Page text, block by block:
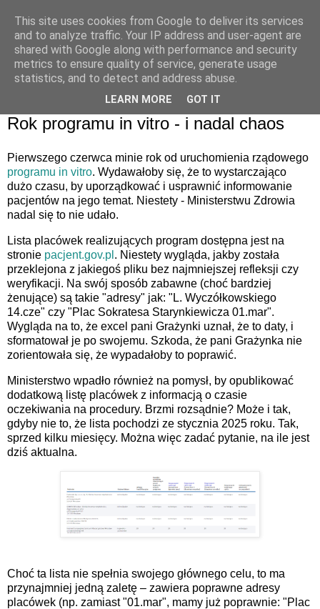
Rok programu in vitro - i nadal chaos
Pierwszego czerwca minie rok od uruchomienia rządowego
programu in vitro. Wydawałoby się, że to wystarczająco
dużo czasu, by uporządkować i usprawnić informowanie
pacjentów na jego temat. Niestety - Ministerstwu Zdrowia
nadal się to nie udało.
Lista placówek realizujących program dostępna jest na
stronie pacjent.gov.pl . Niestety wygląda, jakby została
przeklejona z jakiegoś pliku bez najmniejszej refleksji czy
weryfikacji. Na swój sposób zabawne (choć bardziej
żenujące) są takie "adresy" jak: "L. Wyczółkowskiego
14.cze" czy "Plac Sokratesa Starynkiewicza 01.mar".
Wygląda na to, że excel pani Grażynki uznał, że to daty, i
sformatował je po swojemu. Szkoda, że pani Grażynka nie
zorientowała się, że wypadałoby to poprawić.
Ministerstwo wpadło również na pomysł, by opublikować
dodatkową listę placówek z informacją o czasie
oczekiwania na procedury. Brzmi rozsądnie? Może i tak,
gdyby nie to, że lista pochodzi ze stycznia 2025 roku. Tak,
sprzed kilku miesięcy. Można więc zadać pytanie, na ile jest
dziś aktualna.
Choć ta lista nie spełnia swojego głównego celu, to ma
przynajmniej jedną zaletę – zawiera poprawne adresy
placówek (np. zamiast "01.mar", mamy już poprawnie: "Plac
This site uses cookies from Google to deliver its services
and to analyze traffic. Your IP address and user-agent are
shared with Google along with performance and security
metrics to ensure quality of service, generate usage
statistics, and to detect and address abuse.
LEARN MORE GOT IT